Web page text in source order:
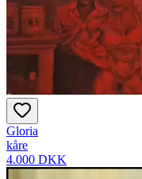
Gloria
kåre
4.000 DKK